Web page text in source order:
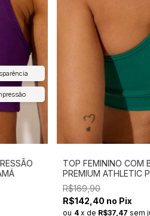
TOP FEMININO COM
PREMIUM ATHLETIC
R$169,90
R$142,40 no Pix
ou 4 x de R$37,47 sem